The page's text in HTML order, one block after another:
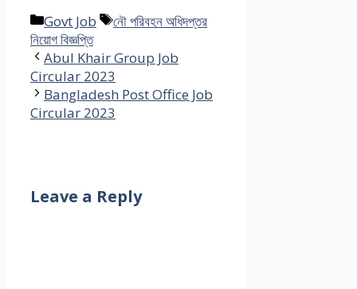
Categories
Govt Job Tags
নৌ পরিবহন অধিদপ্তর
নিয়োগ বিজ্ঞপ্তি
Abul Khair Group Job
Circular 2023
Bangladesh Post Office Job
Circular 2023
Leave a Reply